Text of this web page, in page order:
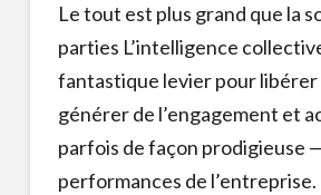
Le tout est plus grand que la
parties L’intelligence
fantastique levier pour
générer de l’engagement et
parfois de façon prodigieuse
performances de l’entreprise.